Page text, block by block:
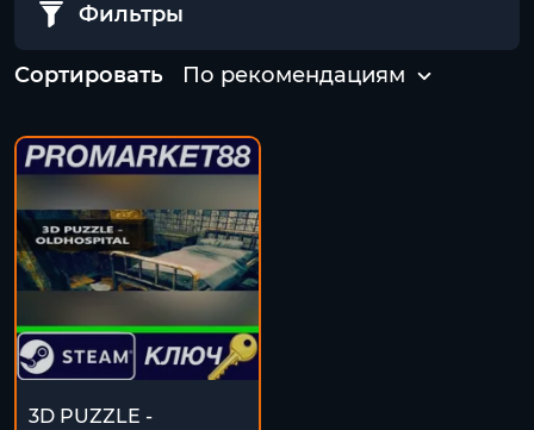
Фильтры
Сортировать По рекомендациям
3D PUZZLE -